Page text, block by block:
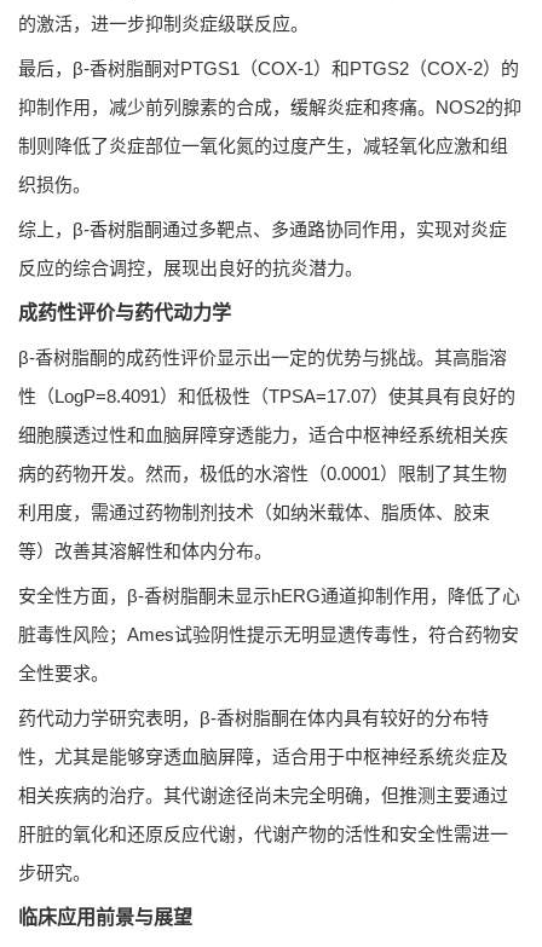
的激活，进一步抑制炎症级联反应。
最后，β-香树脂酮对PTGS1（COX-1）和PTGS2（COX-2）的
抑制作用，减少前列腺素的合成，缓解炎症和疼痛。NOS2的抑
制则降低了炎症部位一氧化氮的过度产生，减轻氧化应激和组
织损伤。
综上，β-香树脂酮通过多靶点、多通路协同作用，实现对炎症
反应的综合调控，展现出良好的抗炎潜力。
成药性评价与药代动力学
β-香树脂酮的成药性评价显示出一定的优势与挑战。其高脂溶
性（LogP=8.4091）和低极性（TPSA=17.07）使其具有良好的
细胞膜透过性和血脑屏障穿透能力，适合中枢神经系统相关疾
病的药物开发。然而，极低的水溶性（0.0001）限制了其生物
利用度，需通过药物制剂技术（如纳米载体、脂质体、胶束
等）改善其溶解性和体内分布。
安全性方面，β-香树脂酮未显示hERG通道抑制作用，降低了心
脏毒性风险；Ames试验阴性提示无明显遗传毒性，符合药物安
全性要求。
药代动力学研究表明，β-香树脂酮在体内具有较好的分布特
性，尤其是能够穿透血脑屏障，适合用于中枢神经系统炎症及
相关疾病的治疗。其代谢途径尚未完全明确，但推测主要通过
肝脏的氧化和还原反应代谢，代谢产物的活性和安全性需进一
步研究。
临床应用前景与展望